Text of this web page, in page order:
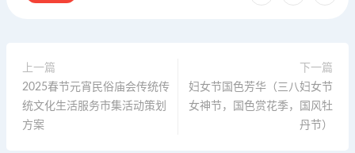
上一篇
2025春节元宵民俗庙会传统传
统文化生活服务市集活动策划
方案
下一篇
妇女节国色芳华（三八妇女节
女神节，国色赏花季，国风牡
丹节）